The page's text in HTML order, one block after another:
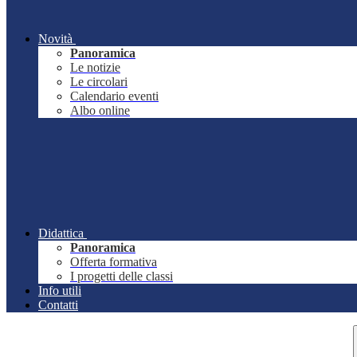
Novità
Panoramica
Le notizie
Le circolari
Calendario eventi
Albo online
Didattica
Panoramica
Offerta formativa
I progetti delle classi
Info utili
Contatti